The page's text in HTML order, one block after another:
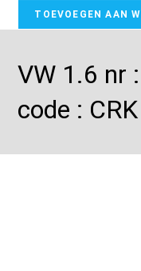
TOEVOEGEN AAN
VW 1.6 nr
code : CRK